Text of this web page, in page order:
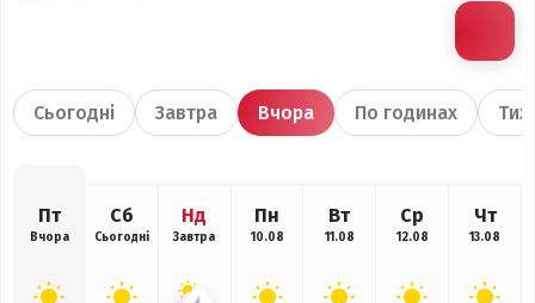
Сьогодні Завтра Вчора По годинах
Пт
Вчора
Сб
Сьогодні
Нд
Завтра
Пн
10.08
Вт
11.08
Ср
12.08
Чт
13.08